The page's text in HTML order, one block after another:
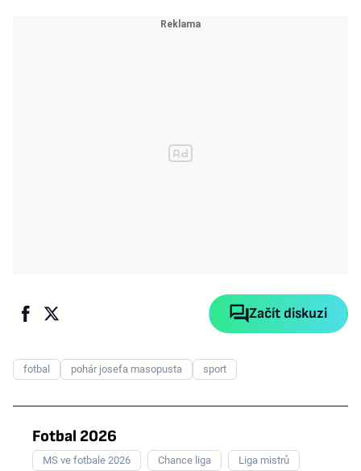
Začít diskuzi
fotbal pohár josefa masopusta sport
Fotbal 2026
MS ve fotbale 2026 Chance liga Liga mistrů